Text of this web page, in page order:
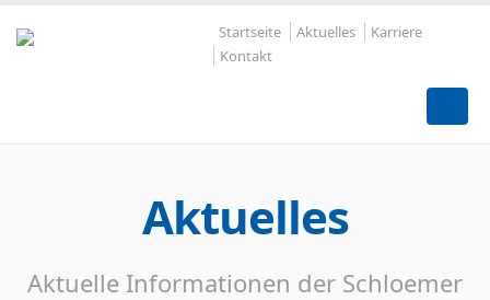
Startseite Aktuelles
Karriere
Kontakt
Aktuelles
Aktuelle Informationen der Schloemer